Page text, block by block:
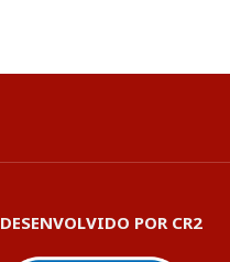
DESENVOLVIDO POR CR2